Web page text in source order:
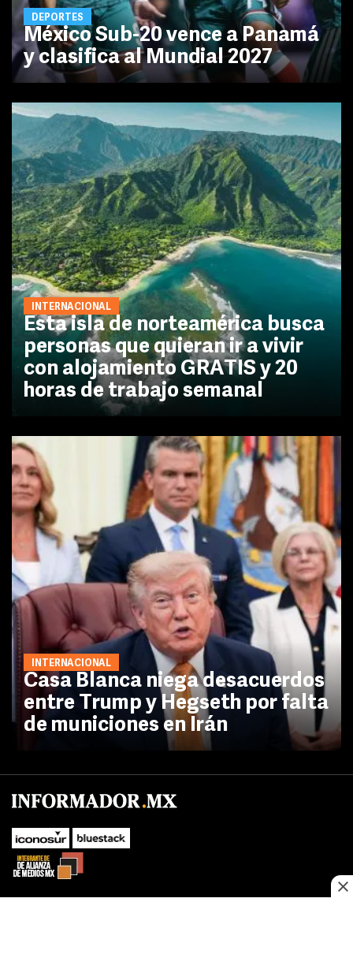
DEPORTES
México Sub-20 vence a Panamá
y clasifica al Mundial 2027
INTERNACIONAL
Esta isla de norteamérica busca
personas que quieran ir a vivir
con alojamiento GRATIS y 20
horas de trabajo semanal
INTERNACIONAL
Casa Blanca niega desacuerdos
entre Trump y Hegseth por falta
de municiones en Irán